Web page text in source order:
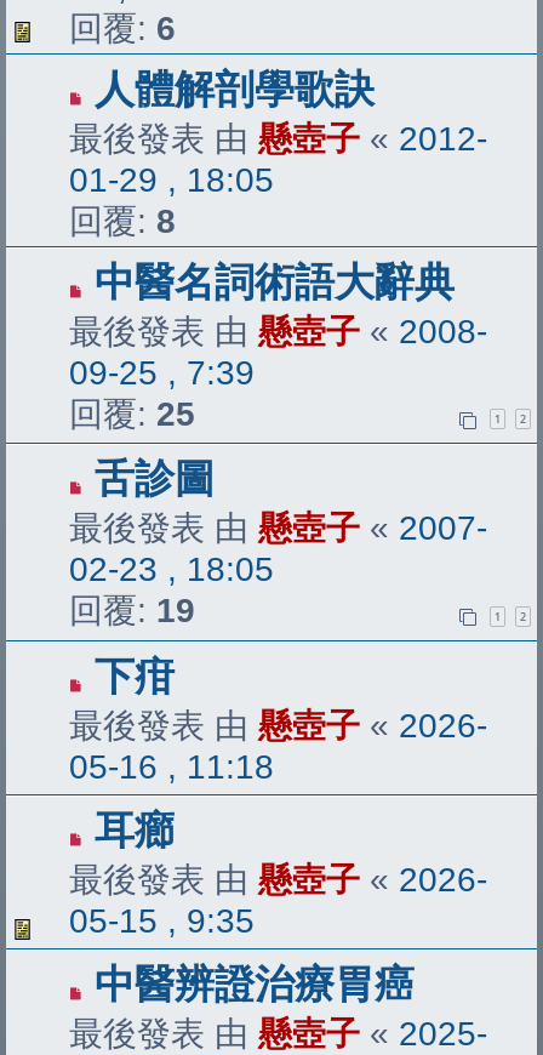
回覆: 6
人體解剖學歌訣
最後發表 由 懸壺子 « 2012-
01-29 , 18:05
回覆: 8
中醫名詞術語大辭典
最後發表 由 懸壺子 « 2008-
09-25 , 7:39
回覆: 25 1 2
舌診圖
最後發表 由 懸壺子 « 2007-
02-23 , 18:05
回覆: 19 1 2
下疳
最後發表 由 懸壺子 « 2026-
05-16 , 11:18
耳癤
最後發表 由 懸壺子 « 2026-
05-15 , 9:35
中醫辨證治療胃癌
最後發表 由 懸壺子 « 2025-